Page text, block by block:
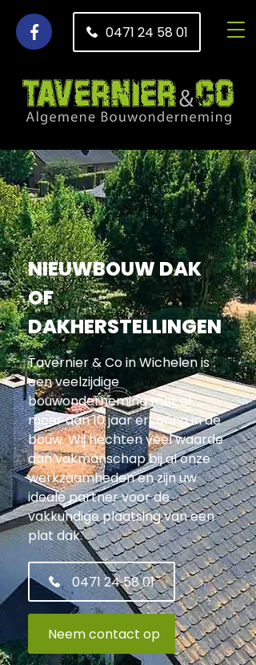
0471 24 58 01
NIEUWBOUW DAK
OF
DAKHERSTELLINGEN
Tavernier & Co in Wichelen is
een veelzijdige
bouwonderneming met al
meer dan 10 jaar ervaring in de
bouw. Wij hechten veel waarde
aan vakmanschap bij al onze
werkzaamheden en zijn uw
ideale partner voor de
vakkundige plaatsing van een
plat dak.
0471 24 58 01
Neem contact op